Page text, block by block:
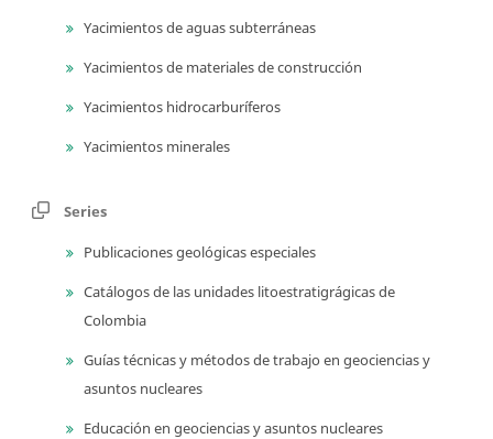
Yacimientos de aguas subterráneas
Yacimientos de materiales de construcción
Yacimientos hidrocarburíferos
Yacimientos minerales
Series
Publicaciones geológicas especiales
Catálogos de las unidades litoestratigrágicas de
Colombia
Guías técnicas y métodos de trabajo en geociencias y
asuntos nucleares
Educación en geociencias y asuntos nucleares